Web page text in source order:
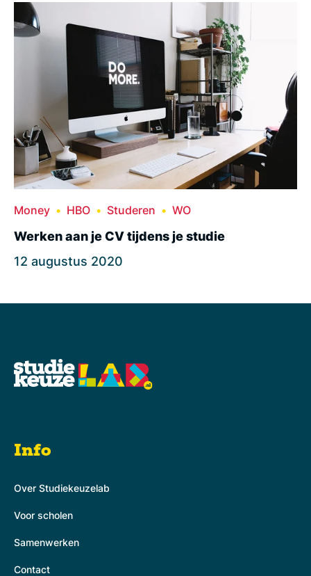
Money HBO Studeren WO
Werken aan je CV tijdens je studie
12 augustus 2020
Info
Over Studiekeuzelab
Voor scholen
Samenwerken
Contact